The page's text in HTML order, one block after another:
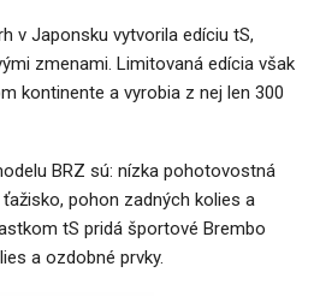
v Japonsku vytvorila edíciu tS,
zmenami. Limitovaná edícia však
kontinente a vyrobia z nej len 300
BRZ sú: nízka pohotovostná
pohon zadných kolies a
tS pridá športové Brembo
a ozdobné prvky.